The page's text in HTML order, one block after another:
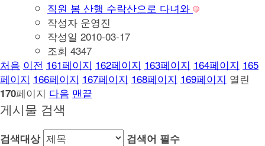
직원 봄 산행 수락산으로 다녀와
작성자 운영진
작성일 2010-03-17
조회 4347
처음 이전 161페이지 162페이지 163페이지 164페이지 165
페이지 166페이지 167페이지 168페이지 169페이지 열린
170페이지 다음 맨끝
게시물 검색
검색대상 검색어 필수